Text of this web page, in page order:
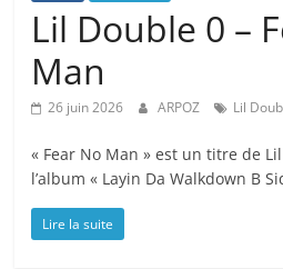
Lil Double 0 –
Man
26 juin 2026 ARPOZ Lil
« Fear No Man » est un titre de
l’album « Layin Da Walkdown B
Lire la suite